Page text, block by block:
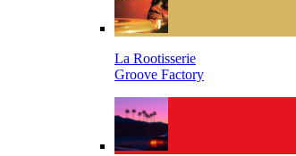
La Rootisserie
Groove Factory